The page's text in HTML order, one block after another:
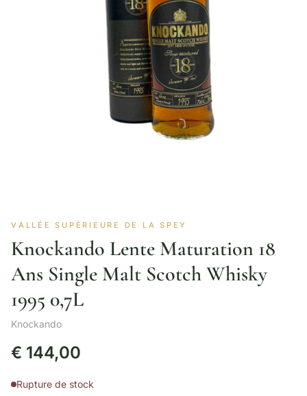
VALLÉE SUPÉRIEURE DE LA SPEY
Knockando Lente Maturation 18
Ans Single Malt Scotch Whisky
1995 0,7L
Knockando
€ 144,00
Rupture de stock